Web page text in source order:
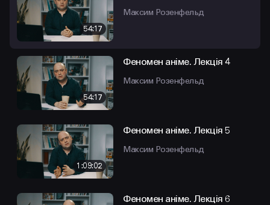
54:17
Максим Розенфельд
54:17
Феномен аніме. Лекція 4
Максим Розенфельд
1:09:02
Феномен аніме. Лекція 5
Максим Розенфельд
Феномен аніме. Лекція 6